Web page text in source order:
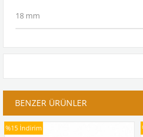
18 mm
BENZER ÜRÜNLER
%15 İndirim